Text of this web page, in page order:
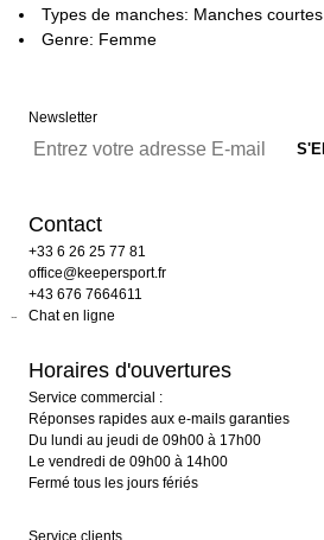
Types de manches: Manches courtes
Genre: Femme
Newsletter
Contact
+33 6 26 25 77 81
office@keepersport.fr
+43 676 7664611
Chat en ligne
Horaires d'ouvertures
Service commercial :
Réponses rapides aux e-mails garanties
Du lundi au jeudi de 09h00 à 17h00
Le vendredi de 09h00 à 14h00
Fermé tous les jours fériés
Service clients